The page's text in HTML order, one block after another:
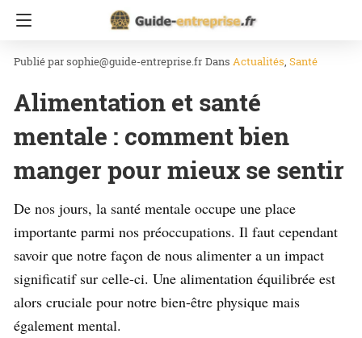
Accueil
sophie@guide-entreprise.fr Dans Actualités Santé
Alimentation et santé
mentale : comment bien
manger pour mieux se sentir
De nos jours, la santé mentale occupe une place
importante parmi nos préoccupations. Il faut cependant
savoir que notre façon de nous alimenter a un impact
significatif sur celle-ci. Une alimentation équilibrée est
alors cruciale pour notre bien-être physique mais
également mental.